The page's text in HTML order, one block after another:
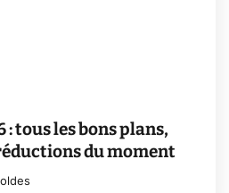
: tous les bons plans,
du moment